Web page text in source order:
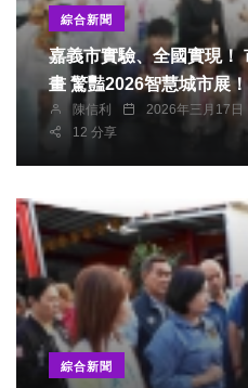
綜合新聞
嘉義市實驗、全國實現！
畫 驚豔2026智慧城市展！
陳信利 2026年三月17日
12 分享
綜合新聞